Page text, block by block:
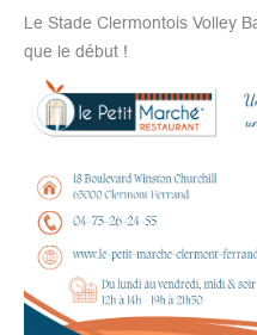
Le Stade Clermontois Volley
que le début !